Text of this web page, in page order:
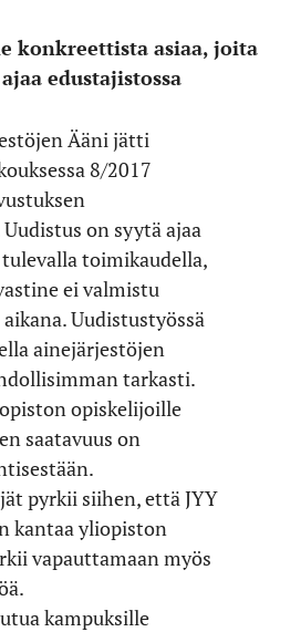
konkreettista asiaa, joita
edustajistossa
Ääni jätti
8/2017
on syytä ajaa
toimikaudella,
ei valmistu
Uudistustyössä
ainejärjestöjen
tarkasti.
opiskelijoille
saatavuus on
pyrkii siihen, että JYY
kantaa yliopiston
vapauttamaan myös
kampuksille